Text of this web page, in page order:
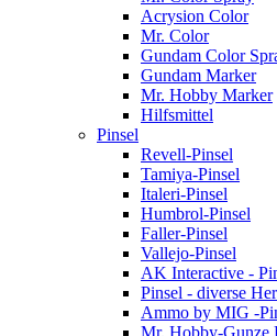
Acrysion Color
Mr. Color
Gundam Color
Gundam Marker
Mr. Hobby Marker
Hilfsmittel
Pinsel
Revell-Pinsel
Tamiya-Pinsel
Italeri-Pinsel
Humbrol-Pinsel
Faller-Pinsel
Vallejo-Pinsel
AK Interactive -
Pinsel - diverse
Ammo by MIG -
Mr. Hobby-Gunze